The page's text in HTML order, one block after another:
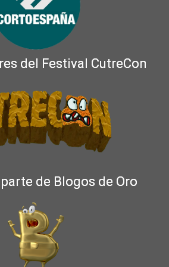
del Festival CutreCon
de Blogos de Oro